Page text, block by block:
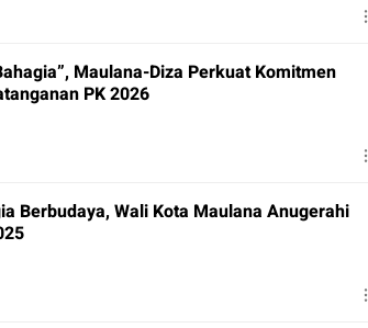
Maulana-Diza Perkuat Komitmen
PK 2026
Berbudaya, Wali Kota Maulana Anugerahi